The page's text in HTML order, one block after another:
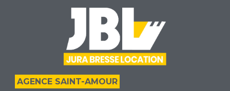
AGENCE SAINT-AMOUR